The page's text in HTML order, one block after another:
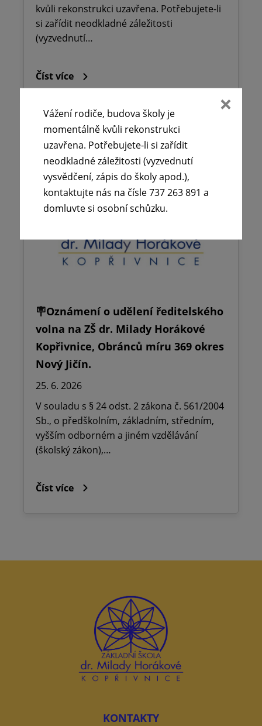
kvůli rekonstrukci uzavřena. Potřebujete-li
si zařídit neodkladné záležitosti
(vyzvednutí…
Číst více
🪧Oznámení o udělení ředitelského
volna na ZŠ dr. Milady Horákové
Kopřivnice, Obránců míru 369 okres
Nový Jičín.
25. 6. 2026
V souladu s § 24 odst. 2 zákona č. 561/2004
Sb., o předškolním, základním, středním,
vyšším odborném a jiném vzdělávání
(školský zákon),…
Číst více
KONTAKTY
Vážení rodiče, budova školy je
momentálně kvůli rekonstrukci
uzavřena. Potřebujete-li si zařídit
neodkladné záležitosti (vyzvednutí
vysvědčení, zápis do školy apod.),
kontaktujte nás na čísle 737 263 891 a
domluvte si osobní schůzku.